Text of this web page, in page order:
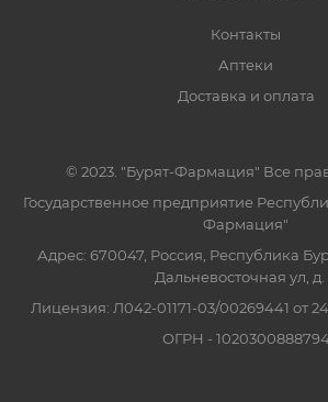
Контакты
Аптеки
Доставка и оплата
© 2023. "Бурят-Фармация" Все
Государственное предприятие
Фармация"
Адрес: 670047, Россия, Республика
Дальневосточная ул, д.
Лицензия: Л042-01171-03/00269441 от
ОГРН -